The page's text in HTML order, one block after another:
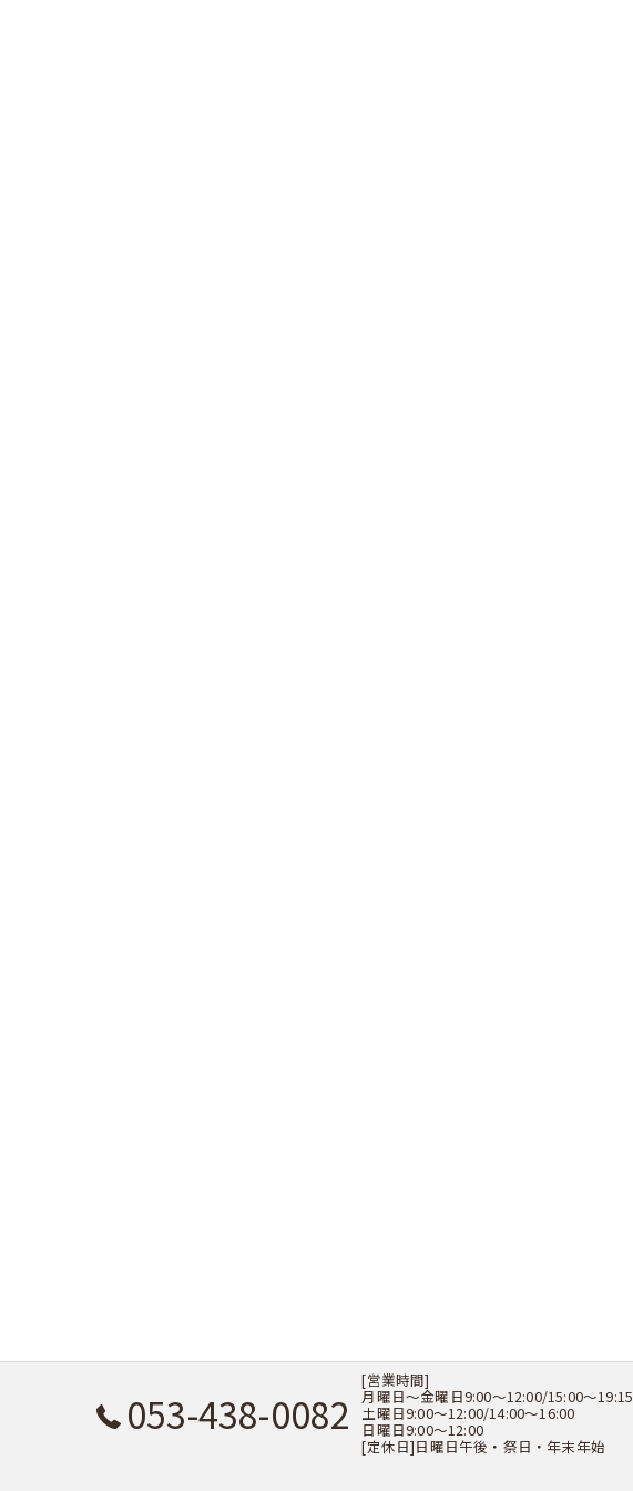
053-438-0082
[営業時間]
月曜日～金曜日9:00～12:00/15:00～19:15
土曜日9:00～12:00/14:00～16:00
日曜日9:00～12:00
[定休日]日曜日午後・祭日・年末年始